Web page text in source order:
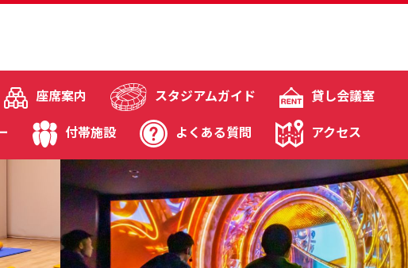
座席案内 スタジアムガイド
貸し会議室
付帯施設 よくある質問 アクセス